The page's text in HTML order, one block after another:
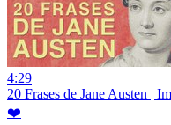
4:29
20 Frases de Jane Austen |
❤️